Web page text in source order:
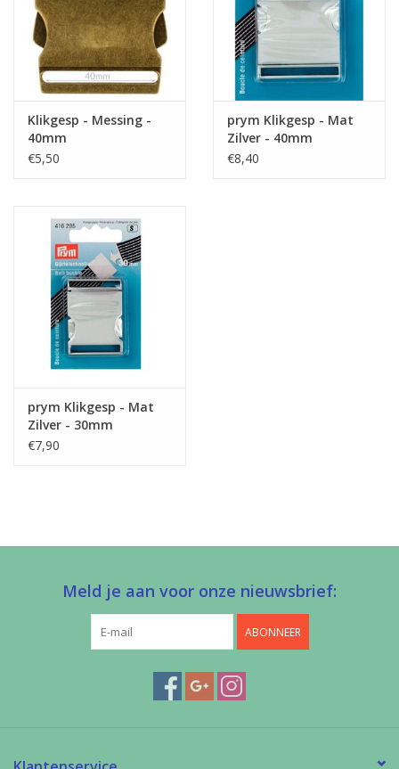
Klikgesp - Messing -
40mm
€5,50
prym Klikgesp - Mat
Zilver - 40mm
€8,40
prym Klikgesp - Mat
Zilver - 30mm
€7,90
Meld je aan voor onze nieuwsbrief:
ABONNEER